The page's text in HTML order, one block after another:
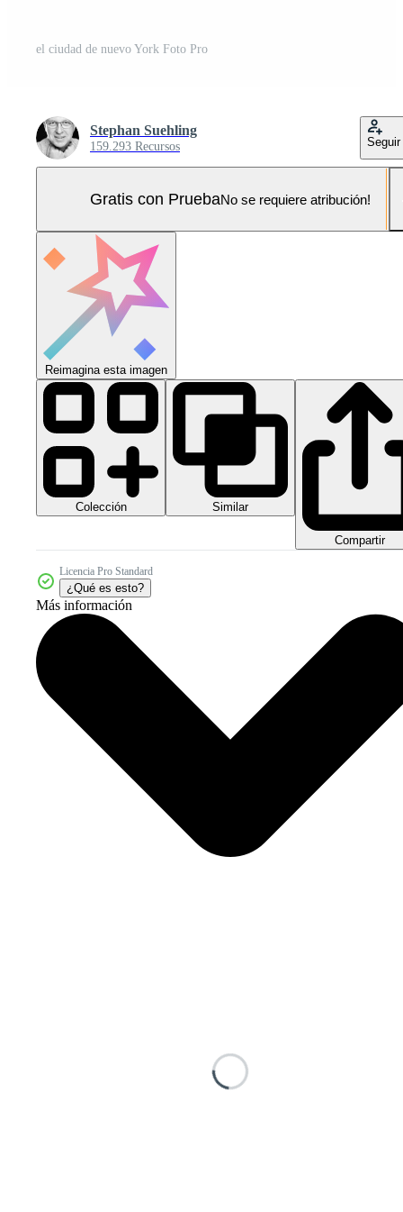
el ciudad de nuevo York Foto Pro
Stephan Suehling
159.293 Recursos Seguir
Gratis con PruebaNo se requiere atribución!
Reimagina esta imagen
Colección Similar
Compartir
Licencia Pro Standard
¿Qué es esto?
Más información